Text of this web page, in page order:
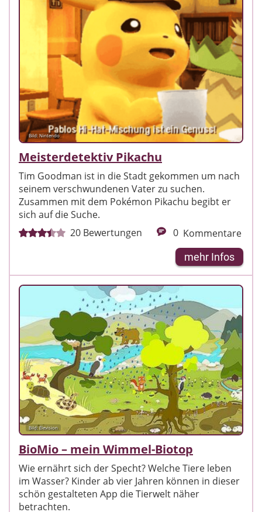
Bild: Nintendo
Meisterdetektiv Pikachu
Tim Goodman ist in die Stadt gekommen um nach
seinem verschwundenen Vater zu suchen.
Zusammen mit dem Pokémon Pikachu begibt er
sich auf die Suche.
20 Bewertungen 0 Kommentare
mehr Infos
Bild: Elevision
BioMio – mein Wimmel-Biotop
Wie ernährt sich der Specht? Welche Tiere leben
im Wasser? Kinder ab vier Jahren können in dieser
schön gestalteten App die Tierwelt näher
betrachten.